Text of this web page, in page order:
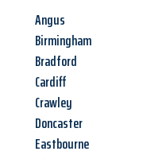
Angus
Birmingham
Bradford
Cardiff
Crawley
Doncaster
Eastbourne